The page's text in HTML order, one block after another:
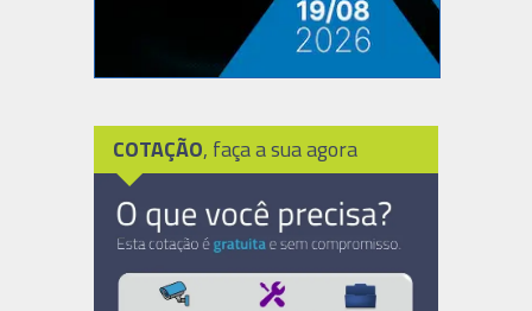
COTAÇÃO, faça a sua agora